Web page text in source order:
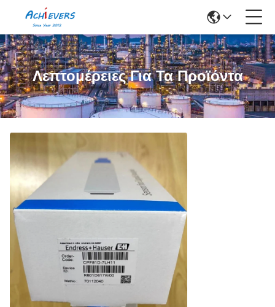
Λεπτομέρειες Για Τα Προϊόντα